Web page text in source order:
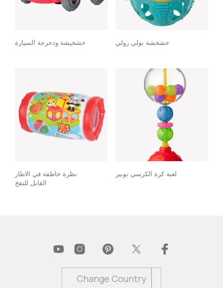
خشخيشة ودحرجة السيارة خشخشة بولي رولي
نظرة خاطفة في الاطار
القابل للنفخ
لعبة كرة الكرسي بوبير
Change Country